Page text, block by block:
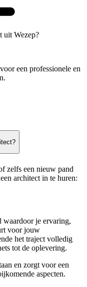
uit Wezep?
een professionele en
zelfs een nieuw pand
architect in te huren:
waardoor je ervaring,
voor jouw
het traject volledig
tot de oplevering.
en zorgt voor een
aspecten.